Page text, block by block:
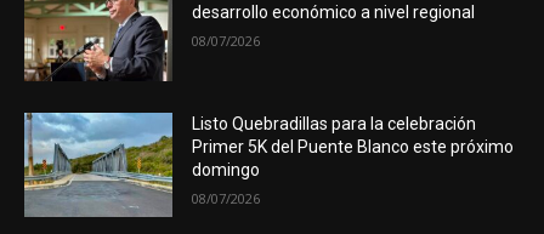
desarrollo económico a nivel regional
08/07/2026
Listo Quebradillas para la celebración
Primer 5K del Puente Blanco este próximo
domingo
08/07/2026